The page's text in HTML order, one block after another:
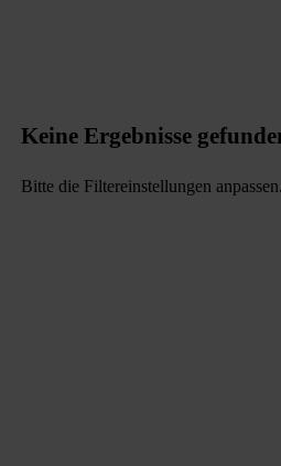
Keine Ergebnisse
Bitte die Filtereinstellungen anpassen.